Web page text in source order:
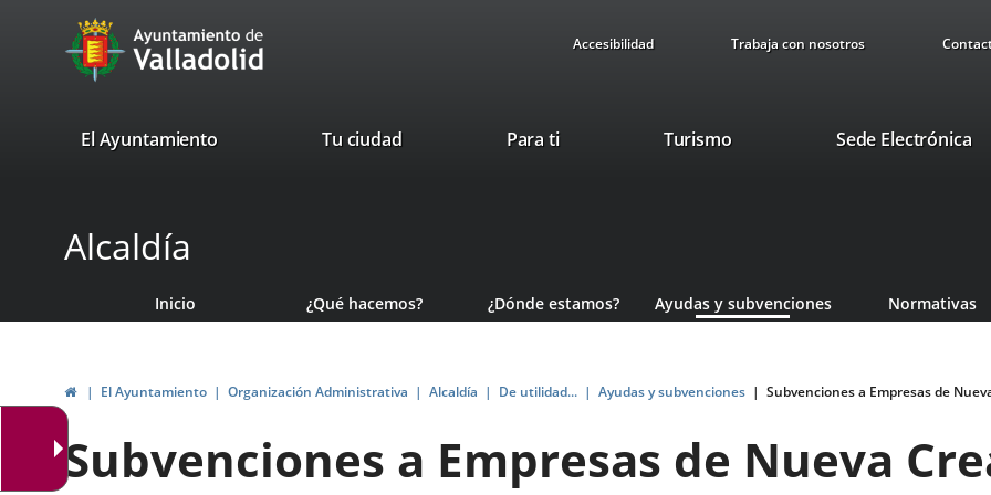
Portal
Web
Ayuntamiento
Valladolid
Accesibilidad Trabaja con nosotros
valladolid.es
El Ayuntamiento Tu ciudad Para ti TurismoEste
nueva.
Sede Electrónica
Alcaldía
Inicio ¿Qué hacemos? ¿Dónde estamos? Ayudas y subvenciones Normativas
InicioEl Ayuntamiento Organización Administrativa Alcaldía De utilidad... Ayudas y subvenciones Subvenciones a Empresas de
Subvenciones a Empresas de Nueva